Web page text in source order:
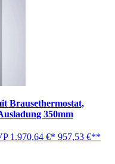
Brausethermostat,
350mm
1.970,64 €* 957,53 €**